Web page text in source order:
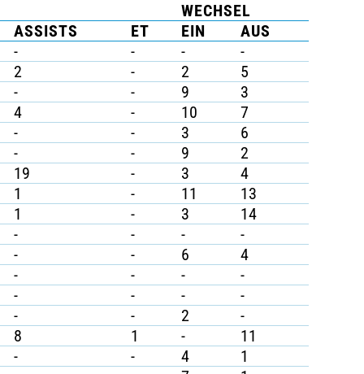
WECHSEL
ASSISTS ET EIN
AUS
- - -
-
2 - 2
5
- - 9
3
4 - 10
7
- - 3
6
- - 9
2
19 - 3
4
1 - 11
13
1 - 3
14
- - -
-
- - 6
4
- - -
-
- - -
-
- - 2
-
8 1 -
11
- - 4
1